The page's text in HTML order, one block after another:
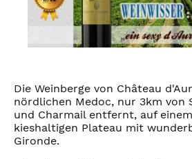
Die Weinberge von Château
nördlichen Medoc, nur 3km von
und Charmail entfernt, auf
kieshaltigen Plateau mit
Gironde.